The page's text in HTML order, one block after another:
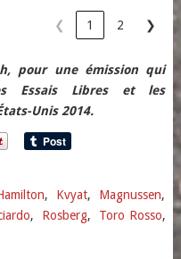
❮ 1 2 ❯
pour une émission qui
Essais Libres et les
Unis 2014.
, Kvyat, Magnussen,
, Rosberg, Toro Rosso,